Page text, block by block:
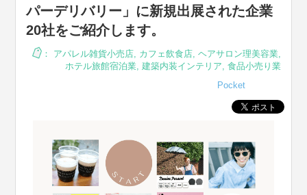
パーデリバリー」に新規出展された企業
20社をご紹介します。
： アパレル雑貨小売店, カフェ飲食店, ヘアサロン理美容業,
ホテル旅館宿泊業, 建築内装インテリア, 食品小売り業
Pocket